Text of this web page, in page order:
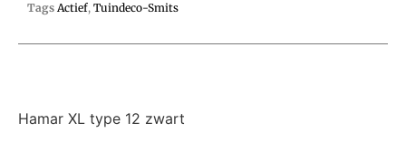
Tags Actief, Tuindeco-Smits
Hamar XL type 12 zwart